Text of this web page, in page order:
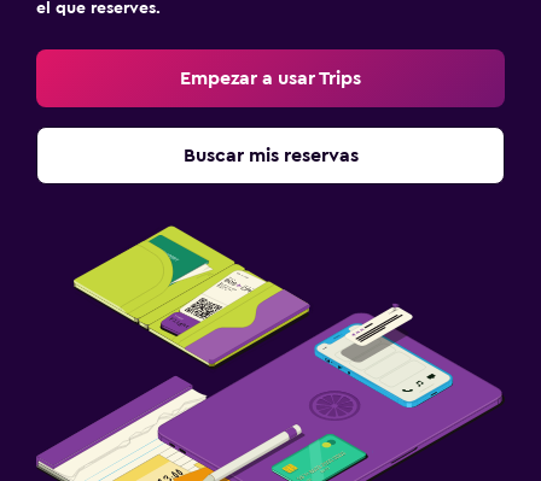
el que reserves.
Empezar a usar Trips
Buscar mis reservas